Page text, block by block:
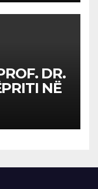
DR.
NË
E